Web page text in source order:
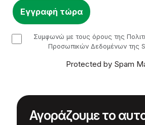
Συμφωνώ με τους όρους της
Προσωπικών Δεδομένων της
Protected by Spam
Αγοράζουμε το